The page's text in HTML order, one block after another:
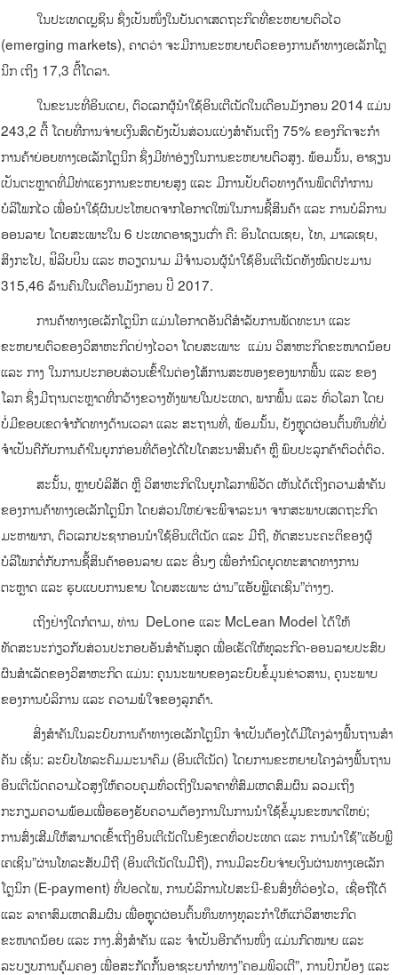
ໃນປະເທດເບຼຊິນ ຊຶ່ງເປັນໜຶ່ງໃນບັນດາເສດຖະກິດທີ່ຂະຫຍາຍຕົວໄວ
(emerging markets), ຄາດວ່າ ຈະມີການຂະຫຍາຍຕົວຂອງການຄ້າທາງເອເລັກໂຕຼ
ນິກ ເຖິງ 17,3 ຕື້ໂດລາ.
ໃນຂະນະທີ່ອິນເດຍ, ຕົວເລກຜູ້ນໍາໃຊ້ອິນເຕີເນັດໃນເດືອນມັງກອນ 2014 ແມ່ນ
243,2 ຕື້ ໂດຍທີ່ການຈ່າຍເງິນສົດຍັງເປັນສ່ວນແບ່ງສໍາຄັນເຖິງ 75% ຂອງກິດຈະກໍາ
ການຄ້າຍ່ອຍທາງເອເລັກໂຕຼນິກ ຊຶ່ງມີທ່າອ່ຽງໃນການຂະຫຍາຍຕົວສູງ. ພ້ອມນັ້ນ, ອາຊຽນ
ເປັນຕະຫຼາດທີ່ມີທ່າແຮງການຂະຫຍາຍສູງ ແລະ ມີການປັບຕົວທາງດ້ານພຶດຕິກໍາການ
ບໍລິໂພກໄວ ເພື່ອນໍາໃຊ້ຜົນປະໂຫຍດຈາກໂອກາດໃໝ່ໃນການຊື້ສິນຄ້າ ແລະ ການບໍລິການ
ອອນລາຍ ໂດຍສະເພາະໃນ 6 ປະເທດອາຊຽນເກົ່າ ຄື: ອິນໂດເນເຊຍ, ໄທ, ມາເລເຊຍ,
ສິງກະໂປ, ຟິລິບປິນ ແລະ ຫວຽດນາມ ມີຈໍານວນຜູ້ນໍາໃຊ້ອິນເຕີເນັດທັງໝົດປະມານ
315,46 ລ້ານຄົນໃນເດືອນມັງກອນ ປີ 2017.
ການຄ້າທາງເອເລັກໂຕຼນິກ ແມ່ນໂອກາດອັນດີສໍາລັບການພັດທະນາ ແລະ
ຂະຫຍາຍຕົວຂອງວິສາຫະກິດຢ່າງໄວວາ ໂດຍສະເພາະ ແມ່ນ ວິສາຫະກິດຂະໜາດນ້ອຍ
ແລະ ກາງ ໃນການປະກອບສ່ວນເຂົ້າໃນຕ່ອງໂສ້ການສະໜອງຂອງພາກພື້ນ ແລະ ຂອງ
ໂລກ ຊຶ່ງມີຖານຕະຫຼາດທີ່ກວ້າງຂວາງທັງພາຍໃນປະເທດ, ພາກພື້ນ ແລະ ທົ່ວໂລກ ໂດຍ
ບໍ່ມີຂອບເຂດຈໍາກັດທາງດ້ານເວລາ ແລະ ສະຖານທີ່,​ ພ້ອມນັ້ນ, ຍັງຫຼຸດຜ່ອນຕົ້ນທຶນທີ່ບໍ່
ຈໍາເປັນຄືກັບການຄ້າໃນຍຸກກ່ອນທີ່ຕ້ອງໄດ້ໄປໂຄສະນາສິນຄ້າ ຫຼື ພົບປະລູກຄ້າຕົວຕໍ່ຕົວ.
ສະນັ້ນ, ຫຼາຍບໍລິສັດ ຫຼື ວິສາຫະກິດໃນຍຸກໂລກາພິວັດ ເຫັນໄດ້ເຖິງຄວາມສໍາຄັນ
ຂອງການຄ້າທາງເອເລັກໂຕຼນິກ ໂດຍສ່ວນໃຫຍ່ຈະພິຈາລະນາ ຈາກສະພາບເສດຖະກິດ
ມະຫາພາກ, ຕົວເລກປະຊາກອນນໍາໃຊ້ອິນເຕີເນັດ ແລະ ມືຖື, ທັດສະນະຄະຕິຂອງຜູ້
ບໍລິໂພກຕໍ່ກັບການຊື້ສິນຄ້າອອນລາຍ ແລະ ອື່ນໆ ເພື່ອກໍານົດຍຸດທະສາດທາງການ
ຕະຫຼາດ ແລະ ຮູບແບບການຂາຍ ໂດຍສະເພາະ ຜ່ານ”ແອັບພຼີເຄເຊິນ”ຕ່າງໆ.
ເຖິງຢ່າງໃດກໍຕາມ, ທ່ານ DeLone ແລະ McLean Model ໄດ້ໃຫ້
ທັດສະນະກ່ຽວກັບສ່ວນປະກອບອັນສໍາຄັນສຸດ ເພື່ອເຮັດໃຫ້ທຸລະກິດ-ອອນລາຍປະສົບ
ຜົນສໍາເລັດຂອງວິສາຫະກິດ ແມ່ນ: ຄຸນນະພາບຂອງລະບົບຂໍ້ມູນຂ່າວສານ, ຄຸນະພາບ
ຂອງການບໍລິການ ແລະ ຄວາມພໍໃຈຂອງລູກຄ້າ.
ສິ່ງສໍາຄັນໃນລະບົບການຄ້າທາງເອເລັກໂຕຼນິກ ຈໍາເປັນຕ້ອງໄດ້ມີໂຄງລ່າງພື້ນຖານສໍາ
ຄັນ ເຊັ່ນ: ລະບົບໂທລະຄົມມະນາຄົມ (ອິນເຕີເນັດ) ໂດຍການຂະຫຍາຍໂຄງລ່າງພື້ນຖານ
ອິນເຕີເນັດຄວາມໄວສູງໃຫ້ຄວບຄຸມທົ່ວເຖິງໃນລາຄາທີ່ສົມເຫດສົມຜົນ ລວມເຖິງ
ກະກຽມຄວາມພ້ອມເພື່ອຮອງຮັບຄວາມຕ້ອງການໃນການນໍາໃຊ້ຂໍ້ມູນຂະໜາດໃຫຍ່;
ການສົ່ງເສີມໃຫ້ສາມາດເຂົ້າເຖິງອິນເຕີເນັດໃນຂົງເຂດທົ່ວປະເທດ ແລະ ການນໍາໃຊ້”ແອັບພຼີ
ເຄເຊິນ”ຜ່ານໂທລະສັບມືຖື (ອິນເຕີເນັດໃນມືຖື), ການມີລະບົບຈ່າຍເງິນຜ່ານທາງເອເລັກ
ໂຕຼນິກ (E-payment) ທີ່ປອດໄພ, ການບໍລິການໄປສະນີ-ຂົນສົ່ງທີ່ວ່ອງໄວ, ເຊື່ອຖືໄດ້
ແລະ ລາຄາສົມເຫດສົມຜົນ ເພື່ອຫຼຸດຜ່ອນຕົ້ນທຶນທາງທຸລະກໍາໃຫ້ແກ່ວິສາຫະກິດ
ຂະໜາດນ້ອຍ ແລະ ກາງ.ສິ່ງສໍາຄັນ ແລະ ຈໍາເປັນອີກດ້ານໜຶ່ງ ແມ່ນກົດໝາຍ ແລະ
ລະບຽບການຄຸ້ມຄອງ ເພື່ອສະກັດກັ້ນອາຊະຍາກໍາທາງ”ຄອມພິວເຕີ”, ການປົກປ້ອງ ແລະ